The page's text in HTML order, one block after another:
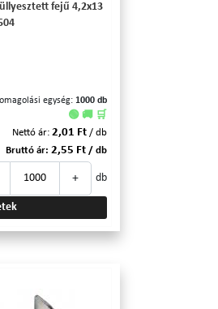
fejű 4,2x13
egység: 1000 db
🟢 🚚 🛒
Nettó ár: 2,01 Ft / db
Bruttó ár: 2,55 Ft / db
+ db